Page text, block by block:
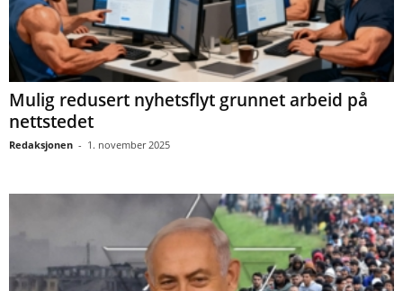
Mulig redusert nyhetsflyt grunnet arbeid på
nettstedet
Redaksjonen - 1. november 2025